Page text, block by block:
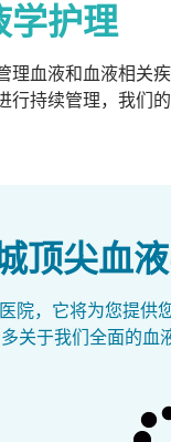
学护理
血液和血液相关
持续管理，我们
顶尖血
院，它将为您提
多关于我们全面的血